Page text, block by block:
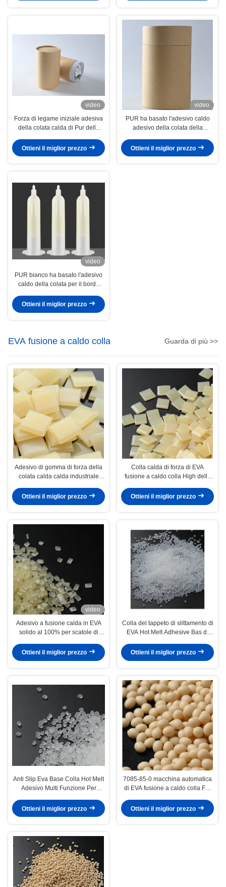
video
Forza di legame iniziale adesiva
della colata calda di Pur della
lavatrice
Ottieni il miglior prezzo
video
PUR ha basato l'adesivo caldo
adesivo della colata della
Ottieni il miglior prezzo
video
PUR bianco ha basato l'adesivo
caldo della colata per il bordo
substrati
Ottieni il miglior prezzo
EVA fusione a caldo colla Guarda di più >>
Adesivo di gomma di forza della
colata calda calda industriale
Ottieni il miglior prezzo
Colla calda di forza di EVA
fusione a caldo colla High della
legame del bordo
Ottieni il miglior prezzo
video
Adesivo a fusione calda in EVA
solido al 100% per scatole di
piccole dimensioni
Ottieni il miglior prezzo
Colla del tappeto di slittamento di
EVA Hot Melt Adhesive Bas di
Ottieni il miglior prezzo
Anti Slip Eva Base Colla Hot Melt
Adesivo Multi Funzione Per
Ottieni il miglior prezzo
7085-85-0 macchina automatica
di EVA fusione a caldo colla For
Ottieni il miglior prezzo